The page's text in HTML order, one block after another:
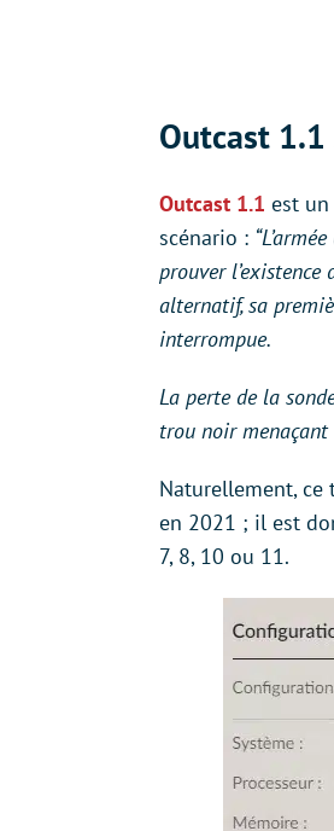
Outcast 1.1
Outcast 1.1 est
scénario :
prouver
alternatif, sa
interrompue.
La perte de la
trou noir menaçant
Naturellement, ce
en 2021 ; il est
7, 8, 10 ou 11.